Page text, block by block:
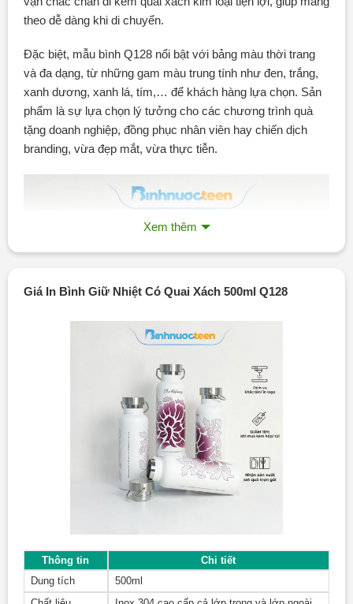
theo dễ dàng khi di chuyển.
Đặc biệt, mẫu bình Q128 nổi bật với bảng màu thời trang
và đa dạng, từ những gam màu trung tính như đen, trắng,
xanh dương, xanh lá, tím,… để khách hàng lựa chọn. Sản
phẩm là sự lựa chọn lý tưởng cho các chương trình quà
tặng doanh nghiệp, đồng phục nhân viên hay chiến dịch
branding, vừa đẹp mắt, vừa thực tiễn.
Bình Giữ Nhiệt Có Quai Xách 500ml Q128 –
Xem thêm
Giá In Bình Giữ Nhiệt Có Quai Xách 500ml Q128
Thông tin
Chi tiết
Dung tích
500ml